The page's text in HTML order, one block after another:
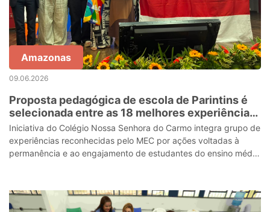
Amazonas
09.06.2026
Proposta pedagógica de escola de Parintins é
selecionada entre as 18 melhores experiências
do país no Programa “Ensino Médio Mais”, do
MEC
Iniciativa do Colégio Nossa Senhora do Carmo integra grupo de
experiências reconhecidas pelo MEC por ações voltadas à
permanência e ao engajamento de estudantes do ensino médio